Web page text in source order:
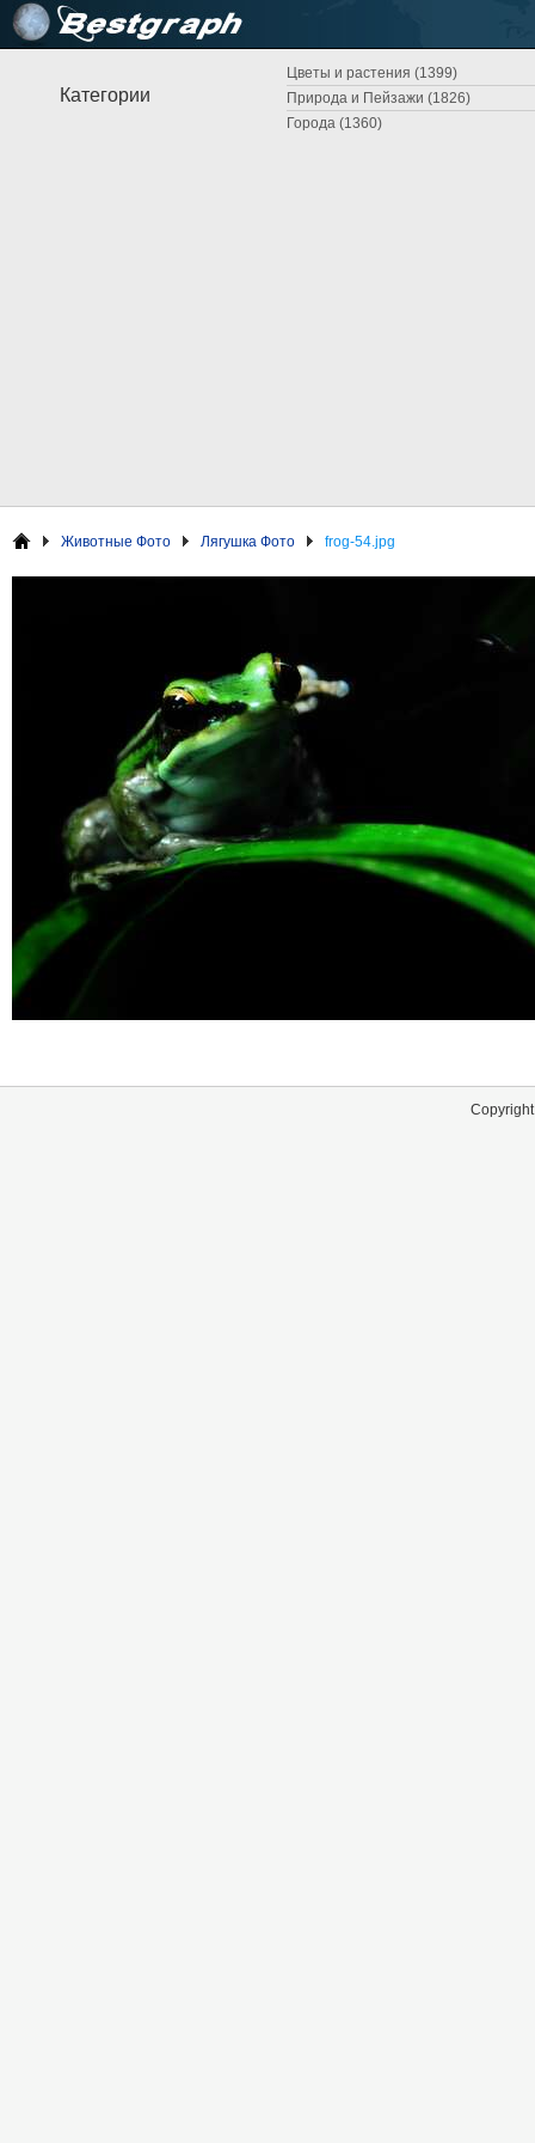
Категории
Цветы и растения (1399)
Природа и Пейзажи (1826)
Города (1360)
Животные Фото Лягушка Фото frog-54.jpg